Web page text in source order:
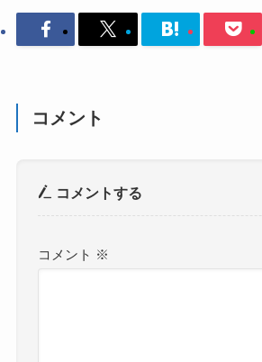
コメント
コメントする
コメント ※